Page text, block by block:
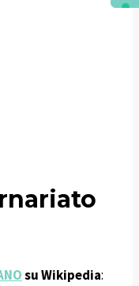
su Wikipedia: